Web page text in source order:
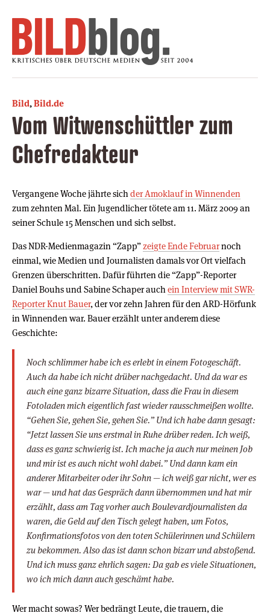
Bild,Bild.de
Vom Witwenschüttler zum
Chefredakteur
Vergangene Woche jährte sich der Amoklauf in Winnenden
zum zehnten Mal. Ein Jugendlicher tötete am 11. März 2009 an
seiner Schule 15 Menschen und sich selbst.
Das NDR-Medienmagazin “Zapp” zeigte Ende Februarnoch
einmal, wie Medien und Journalisten damals vor Ort vielfach
Grenzen überschritten. Dafür führten die “Zapp”-Reporter
Daniel Bouhs und Sabine Schaper auch ein Interview mit SWR-
Reporter Knut Bauer, der vor zehn Jahren für den ARD-Hörfunk
in Winnenden war. Bauer erzählt unter anderem diese
Geschichte:
Noch schlimmer habe ich es erlebt in einem Fotogeschäft.
Auch da habe ich nicht drüber nachgedacht. Und da war es
auch eine ganz bizarre Situation, dass die Frau in diesem
Fotoladen mich eigentlich fast wieder rausschmeißen wollte.
“Gehen Sie, gehen Sie, gehen Sie.” Und ich habe dann gesagt:
“Jetzt lassen Sie uns erstmal in Ruhe drüber reden. Ich weiß,
dass es ganz schwierig ist. Ich mache ja auch nur meinen Job
und mir ist es auch nicht wohl dabei.” Und dann kam ein
anderer Mitarbeiter oder ihr Sohn — ich weiß gar nicht, wer es
war — und hat das Gespräch dann übernommen und hat mir
erzählt, dass am Tag vorher auch Boulevardjournalisten da
waren, die Geld auf den Tisch gelegt haben, um Fotos,
Konfirmationsfotos von den toten Schülerinnen und Schülern
zu bekommen. Also das ist dann schon bizarr und abstoßend.
Und ich muss ganz ehrlich sagen: Da gab es viele Situationen,
wo ich mich dann auch geschämt habe.
Wer macht sowas? Wer bedrängt Leute, die trauern, die